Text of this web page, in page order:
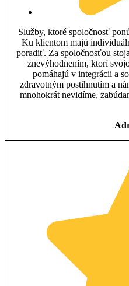
Služby, ktoré spoločnosť
Ku klientom majú
poradiť. Za spoločnosťou
znevýhodnením, ktorí
pomáhajú v integrácii a
zdravotným postihnutím a
mnohokrát nevidíme,